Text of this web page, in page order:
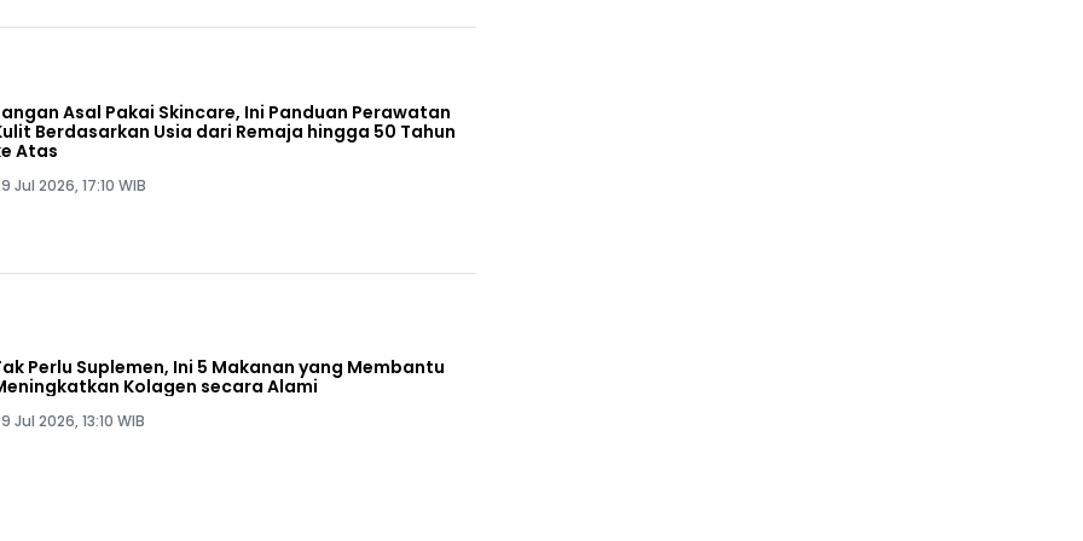
Asal Pakai Skincare, Ini Panduan Perawatan
Berdasarkan Usia dari Remaja hingga 50 Tahun
Atas
Jul 2026, 17:10 WIB
Perlu Suplemen, Ini 5 Makanan yang Membantu
Kolagen secara Alami
Jul 2026, 13:10 WIB